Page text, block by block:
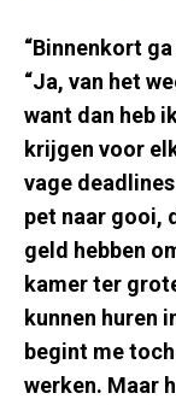
“Binnenkort
“Ja, van het
want dan heb
krijgen voor
vage
pet naar gooi,
geld hebben
kamer ter
kunnen huren
begint me
werken. Maar